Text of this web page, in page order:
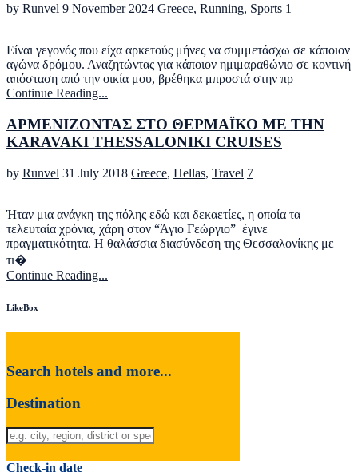
by Runvel 9 November 2024 Greece, Running, Sports 1
Είναι γεγονός που είχα αρκετούς μήνες να συμμετάσχω σε κάποιον
αγώνα δρόμου. Αναζητώντας για κάποιον ημιμαραθώνιο σε κοντινή
απόσταση από την οικία μου, βρέθηκα μπροστά στην πρ
Continue Reading...
ΑΡΜΕΝΙΖΟΝΤΑΣ ΣΤΟ ΘΕΡΜΑΪΚΟ ΜΕ ΤHN
KARAVAKI THESSALONIKI CRUISES
by Runvel 31 July 2018 Greece, Hellas, Travel 7
Ήταν μια ανάγκη της πόλης εδώ και δεκαετίες, η οποία τα
τελευταία χρόνια, χάρη στον “Άγιο Γεώργιο” έγινε
πραγματικότητα. Η θαλάσσια διασύνδεση της Θεσσαλονίκης με
τι�
Continue Reading...
LikeBox
Search hotels and more...
Destination
Check-in date